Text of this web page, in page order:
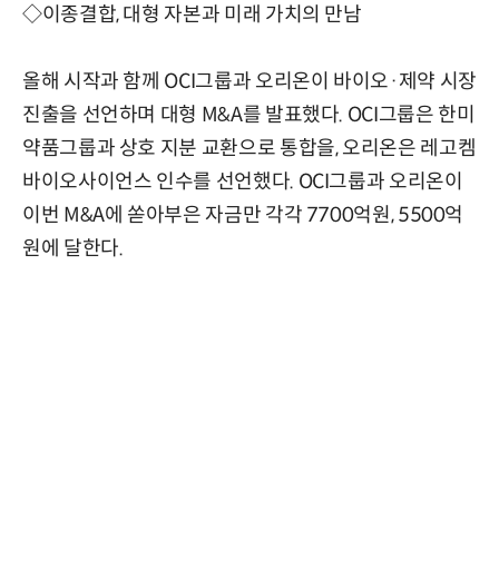
◇이종결합, 대형 자본과 미래 가치의 만남
올해 시작과 함께 OCI그룹과 오리온이 바이오·제약 시장
진출을 선언하며 대형 M&A를 발표했다. OCI그룹은 한미
약품그룹과 상호 지분 교환으로 통합을, 오리온은 레고켐
바이오사이언스 인수를 선언했다. OCI그룹과 오리온이
이번 M&A에 쏟아부은 자금만 각각 7700억원, 5500억
원에 달한다.